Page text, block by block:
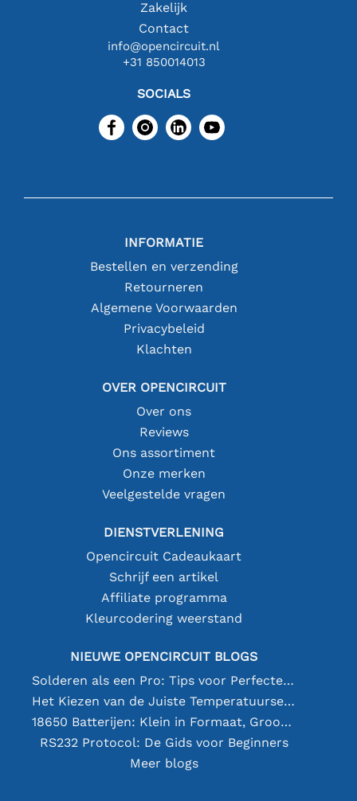
Zakelijk
Contact
info@opencircuit.nl
+31 850014013
SOCIALS
INFORMATIE
Bestellen en verzending
Retourneren
Algemene Voorwaarden
Privacybeleid
Klachten
OVER OPENCIRCUIT
Over ons
Reviews
Ons assortiment
Onze merken
Veelgestelde vragen
DIENSTVERLENING
Opencircuit Cadeaukaart
Schrijf een artikel
Affiliate programma
Kleurcodering weerstand
NIEUWE OPENCIRCUIT BLOGS
Solderen als een Pro: Tips voor Perfecte Elektronische Verbindingen
Het Kiezen van de Juiste Temperatuursensor [youtube]
18650 Batterijen: Klein in Formaat, Groot in Prestatie
RS232 Protocol: De Gids voor Beginners
Meer blogs